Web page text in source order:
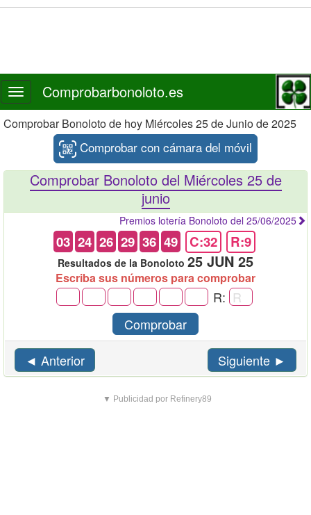
Toggle
navigation
Comprobarbonoloto.es
Comprobar Bonoloto de hoy Miércoles 25 de Junio de 2025
Comprobar con cámara del móvil
Comprobar Bonoloto del Miércoles 25 de
junio
Premios lotería Bonoloto del 25/06/2025
03 24 26 29 36 49 C:32 R:9
Resultados de la Bonoloto 25 JUN 25
Escriba sus números para comprobar
R:
Comprobar
◄ Anterior
Siguiente ►
▼ Publicidad por Refinery89